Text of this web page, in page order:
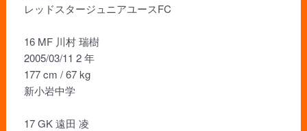
レッドスタージュニアユースFC
16 MF 川村 瑞樹
2005/03/11 2 年
177 cm / 67 kg
新小岩中学
17 GK 遠田 凌